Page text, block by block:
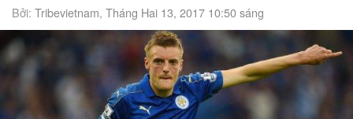
Bởi: Tribevietnam, Tháng Hai 13, 2017 10:50 sáng